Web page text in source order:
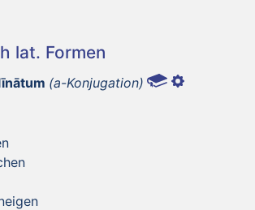
lat. Formen
(a-Konjugation)